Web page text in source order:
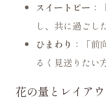
スイートピー ：
し、共に過ごし
ひまわり ：「前
るく見送りたい
花の量とレイア